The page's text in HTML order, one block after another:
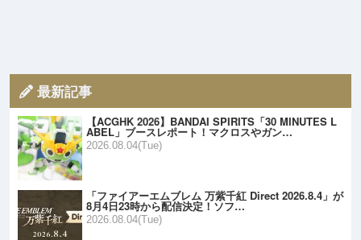
最新記事
【ACGHK 2026】BANDAI SPIRITS「30 MINUTES L
ABEL」ブースレポート！マクロスやガン…
2026.08.04(Tue)
「ファイアーエムブレム 万紫千紅 Direct 2026.8.4」が
8月4日23時から配信決定！ソフ…
2026.08.04(Tue)